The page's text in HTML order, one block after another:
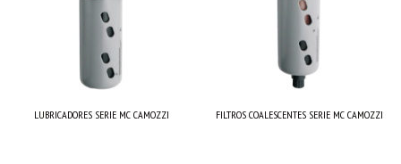
LUBRICADORES SERIE MC CAMOZZI FILTROS COALESCENTES SERIE MC CAMOZZI